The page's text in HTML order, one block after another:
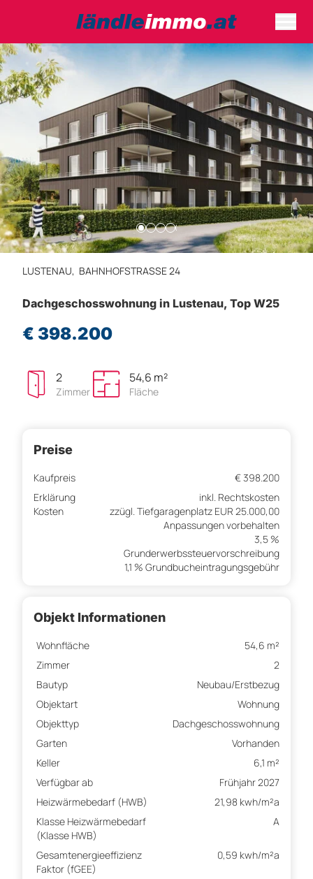
LUSTENAU, BAHNHOFSTRASSE 24
Dachgeschosswohnung in Lustenau, Top W25
€ 398.200
2
Zimmer
54,6 m²
Fläche
Preise
Kaufpreis
€ 398.200
Erklärung
Kosten
inkl. Rechtskosten
zzügl. Tiefgaragenplatz EUR 25.000,00
Anpassungen vorbehalten
3,5 %
Grunderwerbssteuervorschreibung
1,1 % Grundbucheintragungsgebühr
Objekt Informationen
Wohnfläche
54,6 m²
Zimmer
2
Bautyp
Neubau/Erstbezug
Objektart
Wohnung
Objekttyp
Dachgeschosswohnung
Garten
Vorhanden
Keller
6,1 m²
Verfügbar ab
Frühjahr 2027
Heizwärmebedarf (HWB)
21,98 kwh/m²a
Klasse Heizwärmebedarf
(Klasse HWB)
A
Gesamtenergieeffizienz
Faktor (fGEE)
0,59 kwh/m²a